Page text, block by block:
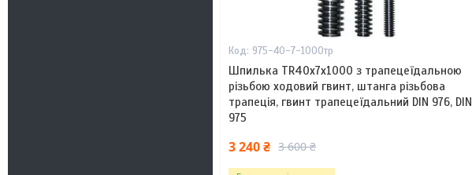
975-40-7-1000тр
Шпилька TR40x7х1000 з трапецеїдальною
різьбою ходовий гвинт, штанга різьбова
трапеція, гвинт трапецеїдальний DIN 976, DIN
975
3 240 ₴ 3 600 ₴